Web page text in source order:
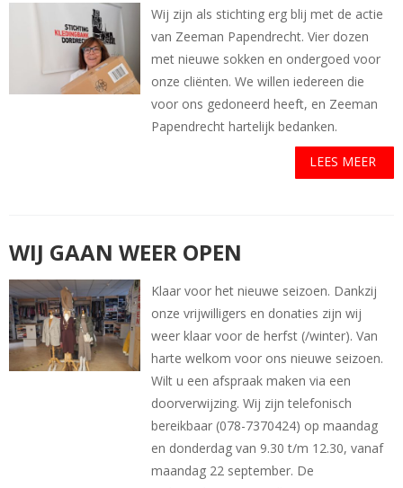
Wij zijn als stichting erg blij met de actie
van Zeeman Papendrecht. Vier dozen
met nieuwe sokken en ondergoed voor
onze cliënten. We willen iedereen die
voor ons gedoneerd heeft, en Zeeman
Papendrecht hartelijk bedanken.
LEES MEER
WIJ GAAN WEER OPEN
Klaar voor het nieuwe seizoen. Dankzij
onze vrijwilligers en donaties zijn wij
weer klaar voor de herfst (/winter). Van
harte welkom voor ons nieuwe seizoen.
Wilt u een afspraak maken via een
doorverwijzing. Wij zijn telefonisch
bereikbaar (078-7370424) op maandag
en donderdag van 9.30 t/m 12.30, vanaf
maandag 22 september. De